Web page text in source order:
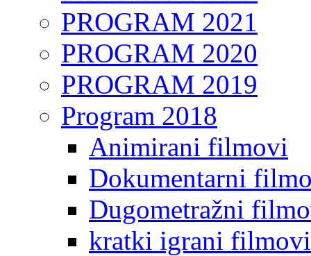
PROGRAM 2021
PROGRAM 2020
PROGRAM 2019
Program 2018
Animirani filmovi
Dokumentarni
Dugometražni
kratki igrani filmovi